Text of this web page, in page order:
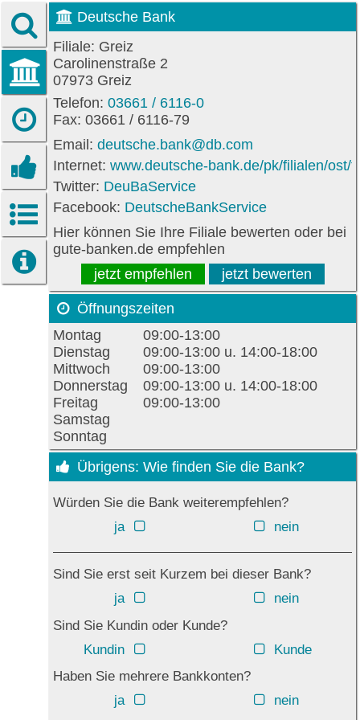
Deutsche Bank
Filiale: Greiz
Carolinenstraße 2
07973 Greiz
Telefon: 03661 / 6116-0
Fax: 03661 / 6116-79
Email: deutsche.bank@db.com
Internet: www.deutsche-bank.de/pk/filialen/ost/
Twitter: DeuBaService
Facebook: DeutscheBankService
Hier können Sie Ihre Filiale bewerten oder bei
gute-banken.de empfehlen
jetzt empfehlen
jetzt bewerten
Öffnungszeiten
Montag
09:00-13:00
Dienstag
09:00-13:00 u. 14:00-18:00
Mittwoch
09:00-13:00
Donnerstag
09:00-13:00 u. 14:00-18:00
Freitag
09:00-13:00
Samstag
Sonntag
Übrigens: Wie finden Sie die Bank?
Würden Sie die Bank weiterempfehlen?
ja
nein
Sind Sie erst seit Kurzem bei dieser Bank?
ja
nein
Sind Sie Kundin oder Kunde?
Kundin
Kunde
Haben Sie mehrere Bankkonten?
ja
nein